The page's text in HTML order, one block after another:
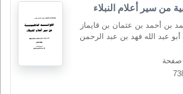
من سير أعلام النبلاء
بن أحمد بن عثمان بن قايماز
عبد الله فهد بن عبد الرحمن